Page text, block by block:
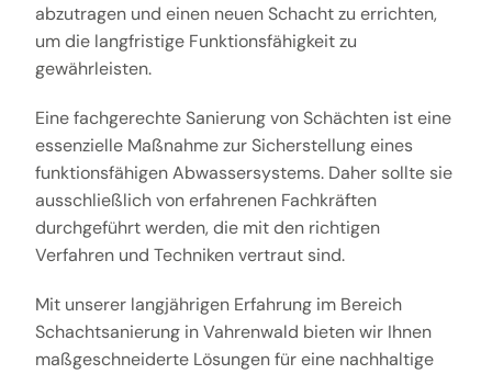
abzutragen und einen neuen Schacht zu errichten,
um die langfristige Funktionsfähigkeit zu
gewährleisten.
Eine fachgerechte Sanierung von Schächten ist eine
essenzielle Maßnahme zur Sicherstellung eines
funktionsfähigen Abwassersystems. Daher sollte sie
ausschließlich von erfahrenen Fachkräften
durchgeführt werden, die mit den richtigen
Verfahren und Techniken vertraut sind.
Mit unserer langjährigen Erfahrung im Bereich
Schachtsanierung in Vahrenwald bieten wir Ihnen
maßgeschneiderte Lösungen für eine nachhaltige